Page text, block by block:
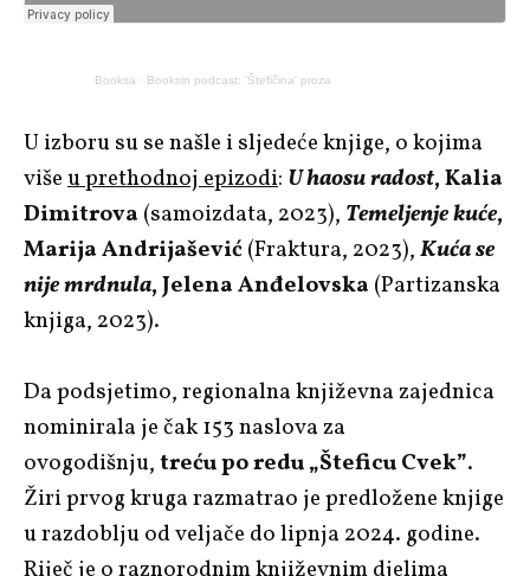
Booksa · Booksin podcast: 'Štefičina' proza
U izboru su se našle i sljedeće knjige, o kojima
višeu prethodnoj epizodi: U haosu radost, Kalia
Dimitrova(samoizdata, 2023), Temeljenje kuće,
Marija Andrijašević(Fraktura, 2023),Kuća se
nije mrdnula, Jelena Anđelovska(Partizanska
knjiga, 2023).
Da podsjetimo, regionalna književna zajednica
nominirala je čak 153 naslova za
ovogodišnju,treću po redu „Šteficu Cvek”.
Žiri prvog kruga razmatrao je predložene knjige
u razdoblju od veljače do lipnja 2024. godine.
Riječ je o raznorodnim književnim djelima